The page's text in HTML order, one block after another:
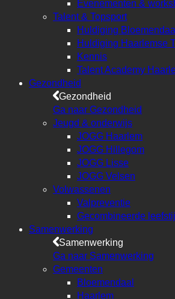
Evenementen &
Talent & Topsport
Huldiging
Huldiging Haarlemse
Kennis
Talent Academy
Gezondheid
Gezondheid
Ga naar Gezondheid
Jeugd & onderwijs
JOGG Haarlem
JOGG Hillegom
JOGG Lisse
JOGG Velsen
Volwassenen
Valpreventie
Gecombineerde
Samenwerking
Samenwerking
Ga naar Samenwerking
Gemeenten
Bloemendaal
Haarlem